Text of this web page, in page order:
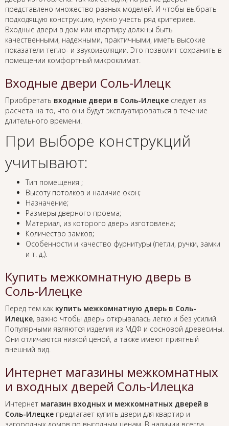
представлено множество разных моделей. И чтобы выбрать
подходящую конструкцию, нужно учесть ряд критериев.
Входные двери в дом или квартиру должны быть
качественными, надежными, практичными, иметь высокие
показатели тепло- и звукоизоляции. Это позволит сохранить в
помещении комфортный микроклимат.
Входные двери Соль-Илецк
Приобретать входные двери в Соль-Илецке следует из
расчета на то, что они будут эксплуатироваться в течение
длительного времени.
При выборе конструкций
учитывают:
Тип помещения ;
Высоту потолков и наличие окон;
Назначение;
Размеры дверного проема;
Материал, из которого дверь изготовлена;
Количество замков;
Особенности и качество фурнитуры (петли, ручки, замки
и т. д.).
Купить межкомнатную дверь в
Соль-Илецке
Перед тем как купить межкомнатную дверь в Соль-
Илецке, важно чтобы дверь открывалась легко и без усилий.
Популярными являются изделия из МДФ и сосновой древесины.
Они отличаются низкой ценой, а также имеют приятный
внешний вид.
Интернет магазины межкомнатных
и входных дверей Соль-Илецка
Интернет магазин входных и межкомнатных дверей в
Соль-Илецке предлагает купить двери для квартир и